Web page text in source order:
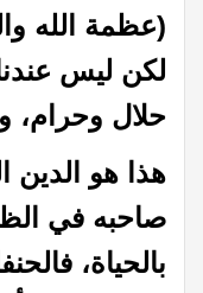
(عظمة الله
لكن ليس
حلال وحرام،
هذا هو الدين
صاحبه في
بالحياة،